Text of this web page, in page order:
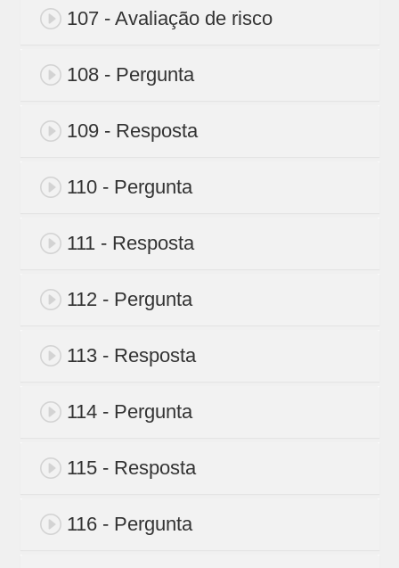
107 - Avaliação de risco
108 - Pergunta
109 - Resposta
110 - Pergunta
111 - Resposta
112 - Pergunta
113 - Resposta
114 - Pergunta
115 - Resposta
116 - Pergunta